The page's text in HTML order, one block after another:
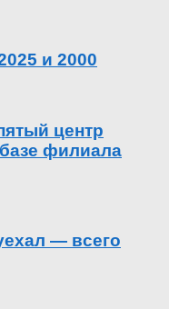
и 2000
центр
филиала
— всего